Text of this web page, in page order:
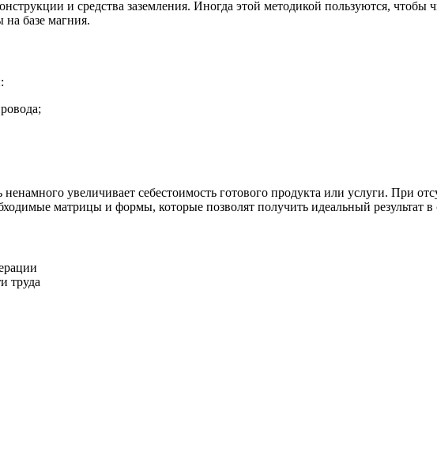
и средства заземления. Иногда этой методикой пользуются, чтобы
базе магния.
увеличивает себестоимость готового продукта или услуги. При
матрицы и формы, которые позволят получить идеальный результат